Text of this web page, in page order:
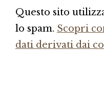
Questo sito
lo spam. Scopri
dati derivati dai